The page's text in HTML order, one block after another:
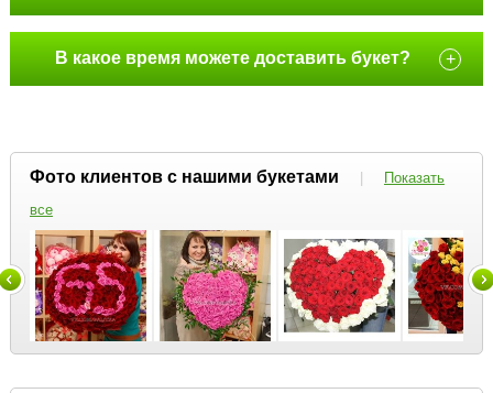
В какое время можете доставить букет? +
Фото клиентов с нашими букетами |
Показать
все